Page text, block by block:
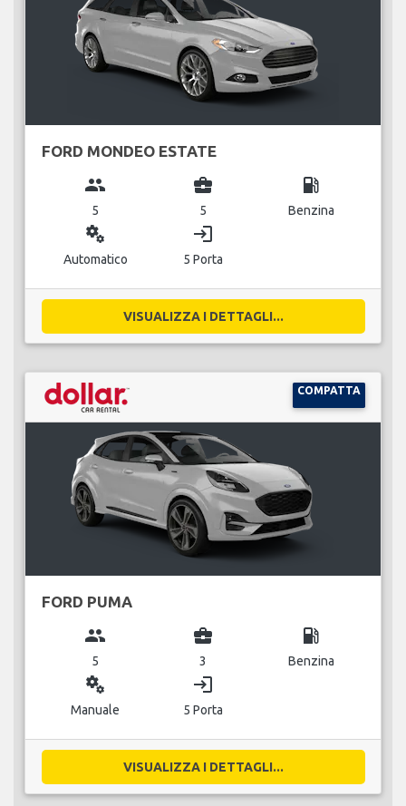
FORD MONDEO ESTATE
group
5
business_center
5
local_gas_station
Benzina
miscellaneous_services
Automatico
login
5 Porta
VISUALIZZA I DETTAGLI...
COMPATTA
FORD PUMA
group
5
business_center
3
local_gas_station
Benzina
miscellaneous_services
Manuale
login
5 Porta
VISUALIZZA I DETTAGLI...